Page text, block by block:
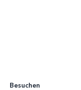
Besuchen